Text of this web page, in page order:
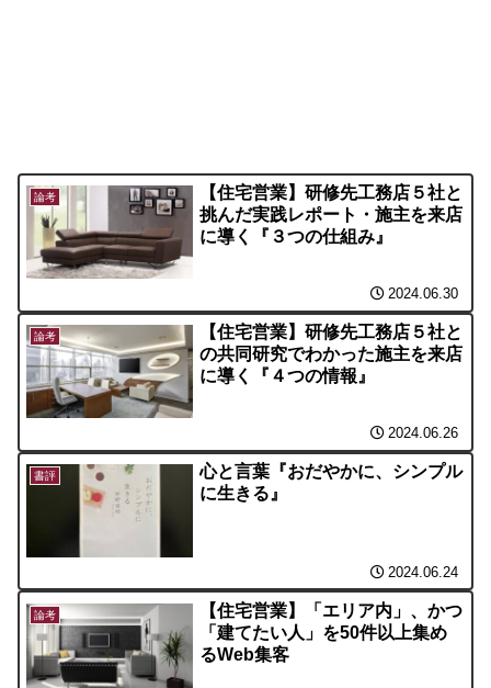
論考
【住宅営業】研修先工務店５社と
挑んだ実践レポート・施主を来店
に導く『３つの仕組み』
2024.06.30
論考
【住宅営業】研修先工務店５社と
の共同研究でわかった施主を来店
に導く『４つの情報』
2024.06.26
書評
心と言葉『おだやかに、シンプル
に生きる』
2024.06.24
論考
【住宅営業】「エリア内」、かつ
「建てたい人」を50件以上集め
るWeb集客